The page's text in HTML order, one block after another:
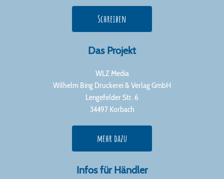
Schreiben
Das Projekt
WLZ Media
Wilhelm Bing Druckerei & Verlag GmbH
Lengefelder Str. 6
34497 Korbach
mehr dazu
Infos für Händler